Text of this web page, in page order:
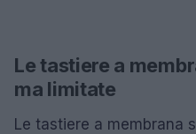
Le tastiere a
ma limitate
Le tastiere a membrana